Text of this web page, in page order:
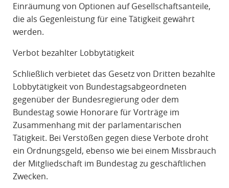
Einräumung von Optionen auf Gesellschaftsanteile,
die als Gegenleistung für eine Tätigkeit gewährt
werden.
Verbot bezahlter Lobbytätigkeit
Schließlich verbietet das Gesetz von Dritten bezahlte
Lobbytätigkeit von Bundestagsabgeordneten
gegenüber der Bundesregierung oder dem
Bundestag sowie Honorare für Vorträge im
Zusammenhang mit der parlamentarischen
Tätigkeit. Bei Verstößen gegen diese Verbote droht
ein Ordnungsgeld, ebenso wie bei einem Missbrauch
der Mitgliedschaft im Bundestag zu geschäftlichen
Zwecken.